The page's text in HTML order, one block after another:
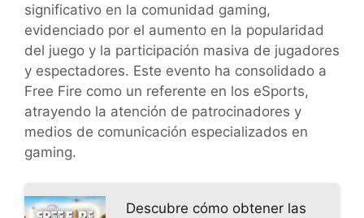
significativo en la comunidad gaming,
evidenciado por el aumento en la popularidad
del juego y la participación masiva de jugadores
y espectadores. Este evento ha consolidado a
Free Fire como un referente en los eSports,
atrayendo la atención de patrocinadores y
medios de comunicación especializados en
gaming.
Descubre cómo obtener las